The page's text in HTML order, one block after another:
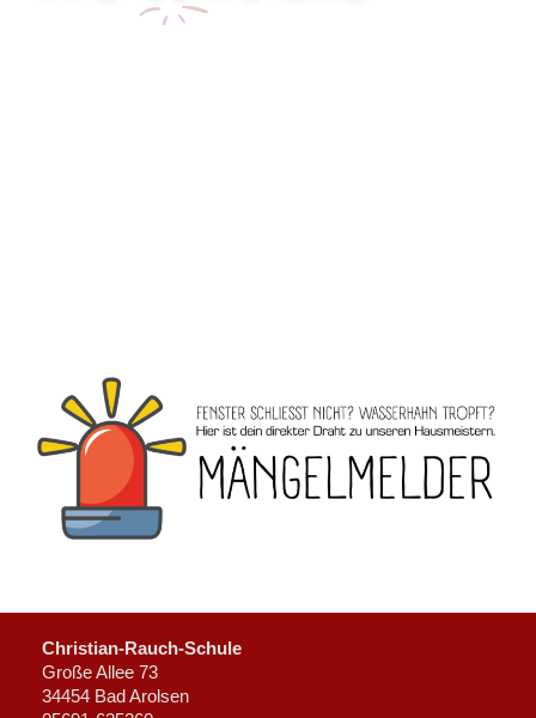
Christian-Rauch-Schule
Große Allee 73
34454 Bad Arolsen